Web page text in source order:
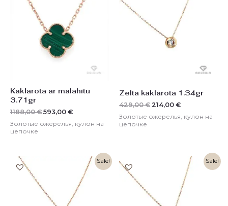
Kaklarota ar malahītu
3.71gr
1188,00€
составляла
1188,00 €.
593,00 €
593,00 €.
Золотые ожерелья, кулон на
цепочке
Zelta kaklarota 1.34gr
429,00€
составляла
429,00 €.
214,00 €
214,00 €.
Золотые ожерелья, кулон на
цепочке
Sale!
Первоначальная
составляла
Текущая
цена:
192,00 €.
Sale!
Первоначальная
составляла
Текущая
цена:
256,00 €.